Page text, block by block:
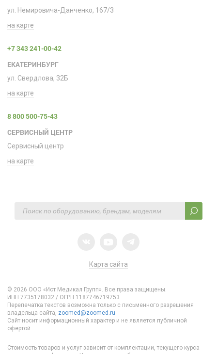
ул. Немировича-Данченко, 167/3
на карте
+7 343 241-00-42
ЕКАТЕРИНБУРГ
ул. Свердлова, 32Б
на карте
8 800 500-75-43
СЕРВИСНЫЙ ЦЕНТР
Сервисный центр
на карте
Карта сайта
© 2026 ООО «Ист Медикал Групп». Все права защищены.
ИНН 7735178032 / ОГРН 1187746719753
Перепечатка текстов возможна только с письменного разрешения
владельца сайта, zoomed@zoomed.ru
Сайт носит информационный характер и не является публичной
офертой.
Стоимость товаров и услуг зависит от комплектации, текущего курса